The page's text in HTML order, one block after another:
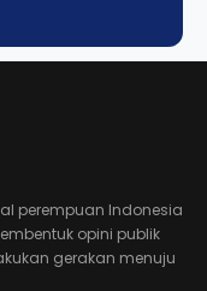
perempuan Indonesia
opini publik
gerakan menuju